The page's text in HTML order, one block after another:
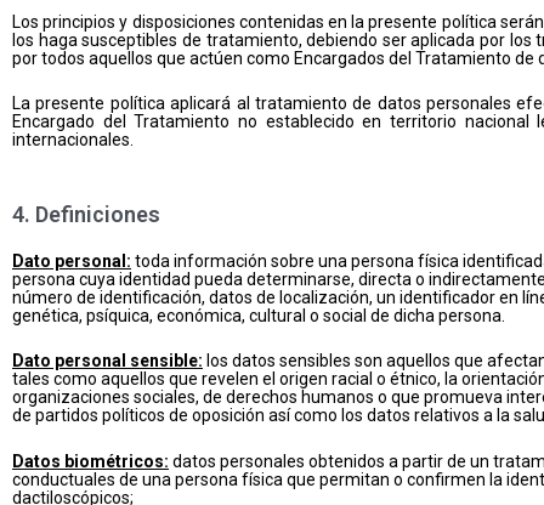
Los principios y disposiciones contenidas en la presente política
los haga susceptibles de tratamiento, debiendo ser aplicada por los
por todos aquellos que actúen como Encargados del Tratamiento de
La presente política aplicará al tratamiento de datos personales
Encargado del Tratamiento no establecido en territorio
internacionales.
4. Definiciones
Dato personal: toda información sobre una persona física
persona cuya identidad pueda determinarse, directa o
número de identificación, datos de localización, un identificador en
genética, psíquica, económica, cultural o social de dicha persona.
Dato personal sensible: los datos sensibles son aquellos que
tales como aquellos que revelen el origen racial o étnico, la
organizaciones sociales, de derechos humanos o que promueva
de partidos políticos de oposición así como los datos relativos a la
Datos biométricos: datos personales obtenidos a partir de un
conductuales de una persona física que permitan o confirmen la
dactiloscópicos;